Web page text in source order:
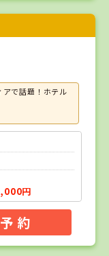
アで話題！ホテル
円
予 約